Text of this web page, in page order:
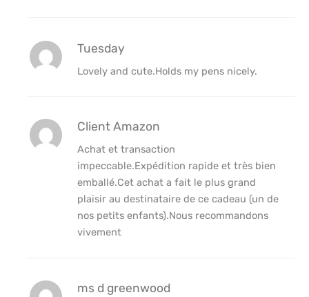
Tuesday
Lovely and cute.Holds my pens nicely.
Client Amazon
Achat et transaction
impeccable.Expédition rapide et très bien
emballé.Cet achat a fait le plus grand
plaisir au destinataire de ce cadeau (un de
nos petits enfants).Nous recommandons
vivement
ms d greenwood